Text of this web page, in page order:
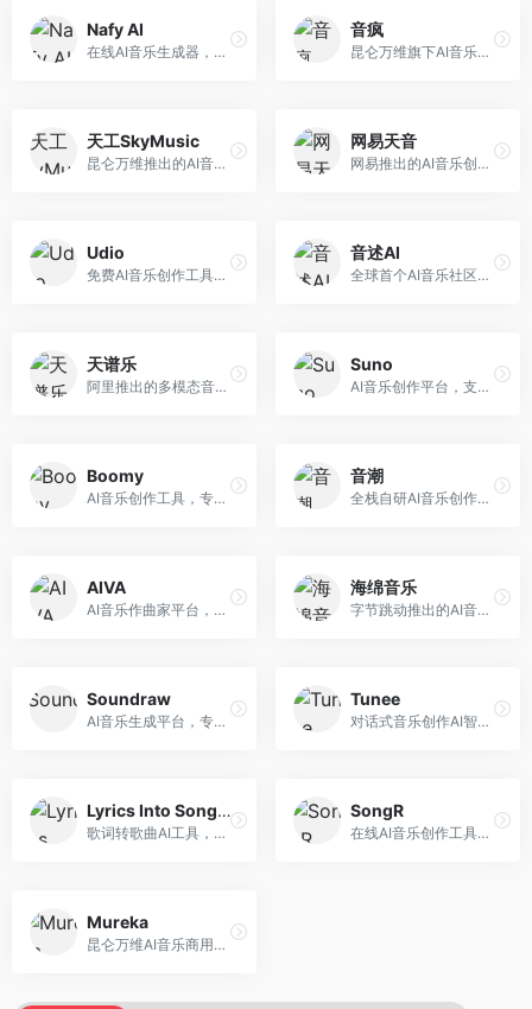
Nafy AI
在线AI音乐生成器，专注于快速音乐创作。面向内容创作者，支持多种风格音乐生成，操作简便，生成速度快，适合快速配乐需求。
音疯
昆仑万维旗下AI音乐创作平台，专注于音乐内容生成。面向音乐爱好者和内容创作者，提供多种风格音乐生成，操作简便，创作速度快。
天工SkyMusic
昆仑万维推出的AI音乐创作平台，基于天工大模型。面向音乐创作者，支持歌词生成、旋律创作、音乐编曲等服务，中文音乐创作能力强。
网易天音
网易推出的AI音乐创作工具，支持作词、作曲与编曲。面向音乐爱好者和独立音乐人，提供歌词生成、旋律创作、编曲制作等服务，与网易云音乐生态深度整合。
Udio
免费AI音乐创作工具，专注于高质量音乐生成。面向音乐创作者和内容制作者，支持多种音乐风格生成，音质专业，创作自由度高，适合专业音乐制作场景。
音述AI
全球首个AI音乐社区平台，整合创作与分享功能。面向音乐创作者和爱好者，提供音乐创作、作品分享、社区交流等服务，社区氛围活跃。
天谱乐
阿里推出的多模态音乐生成平台，整合音频与文本理解能力。面向内容创作者，支持歌词生成、旋律创作、音乐编辑等服务，与阿里生态深度整合。
Suno
AI音乐创作平台，支持通过文字描述生成完整歌曲，包含歌词、旋律和人声。面向音乐爱好者、内容创作者和独立音乐人，操作门槛低，创作速度快，支持多种音乐风格，为音乐创作带来全新可能。
Boomy
AI音乐创作工具，专注于快速音乐生成与发布。面向音乐爱好者和业余创作者，支持一键生成原创音乐，可直接发布到音乐平台，创作门槛低。
音潮
全栈自研AI音乐创作平台，支持从创作到发布的完整流程。面向独立音乐人和音乐工作室，提供作词作曲、编曲混音、音乐发布等服务，创作工具专业。
AIVA
AI音乐作曲家平台，专注于古典和影视配乐创作。面向影视制作人和游戏开发者，提供原创音乐生成、配乐定制等服务，音乐风格专业，适合影视游戏配乐。
海绵音乐
字节跳动推出的AI音乐创作平台，支持多风格音乐生成。面向内容创作者和音乐爱好者，提供歌词创作、旋律生成、编曲制作等服务，创作效率高，适合短视频配乐。
Soundraw
AI音乐生成平台，专注于免版税音乐创作。面向视频创作者和内容制作者，提供背景音乐生成、音乐定制等服务，音乐版权清晰，适合视频配乐场景。
Tunee
对话式音乐创作AI智能体，支持自然语言交互创作。面向音乐爱好者，通过对话方式完成音乐创作，交互体验友好，创作过程直观。
Lyrics Into Song AI
歌词转歌曲AI工具，支持将歌词转化为完整歌曲。面向歌词创作者和音乐爱好者，提供歌词谱曲、编曲制作等服务，歌词音乐化效率高。
SongR
在线AI音乐创作工具，支持歌词与旋律一体化生成。面向内容创作者和音乐爱好者，提供歌词创作、旋律生成、音乐制作等服务，操作简便，创作速度快。
Mureka
昆仑万维AI音乐商用创作平台，专注于商业音乐授权。面向企业和商业用户，提供版权音乐生成、商用授权等服务，音乐版权清晰，商业应用安全。